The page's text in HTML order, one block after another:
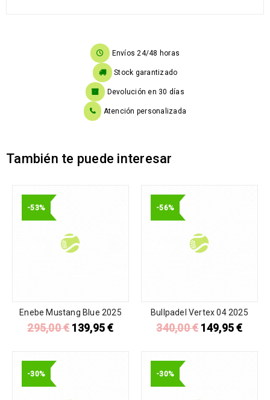
Envíos 24/48 horas
Stock garantizado
Devolución en 30 días
Atención personalizada
También te puede interesar
-53%
Enebe Mustang Blue 2025
295,00€ 139,95€
-56%
Bullpadel Vertex 04 2025
340,00€ 149,95€
-30% -30%